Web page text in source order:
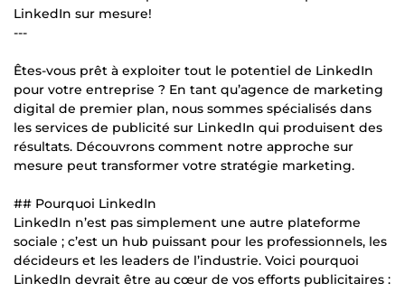
LinkedIn sur mesure!
---
Êtes-vous prêt à exploiter tout le potentiel de LinkedIn
pour votre entreprise ? En tant qu’agence de marketing
digital de premier plan, nous sommes spécialisés dans
les services de publicité sur LinkedIn qui produisent des
résultats. Découvrons comment notre approche sur
mesure peut transformer votre stratégie marketing.
## Pourquoi LinkedIn
LinkedIn n’est pas simplement une autre plateforme
sociale ; c’est un hub puissant pour les professionnels, les
décideurs et les leaders de l’industrie. Voici pourquoi
LinkedIn devrait être au cœur de vos efforts publicitaires :